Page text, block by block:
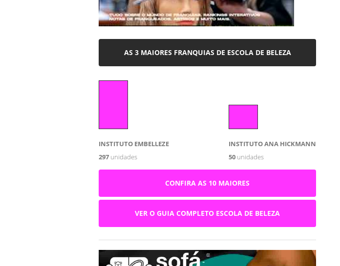
AS 3 MAIORES FRANQUIAS DE ESCOLA DE BELEZA
INSTITUTO EMBELLEZE
297 unidades
INSTITUTO ANA HICKMANN
50 unidades
CONFIRA AS 10 MAIORES
VER O GUIA COMPLETO ESCOLA DE BELEZA